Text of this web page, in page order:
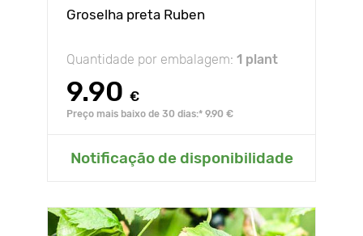
Groselha preta Ruben
Quantidade por embalagem: 1 plant
9.90 €
Preço mais baixo de 30 dias:* 9.90 €
Notificação de disponibilidade